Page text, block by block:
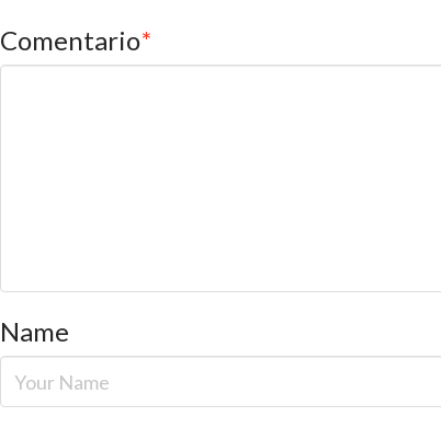
Comentario*
Name